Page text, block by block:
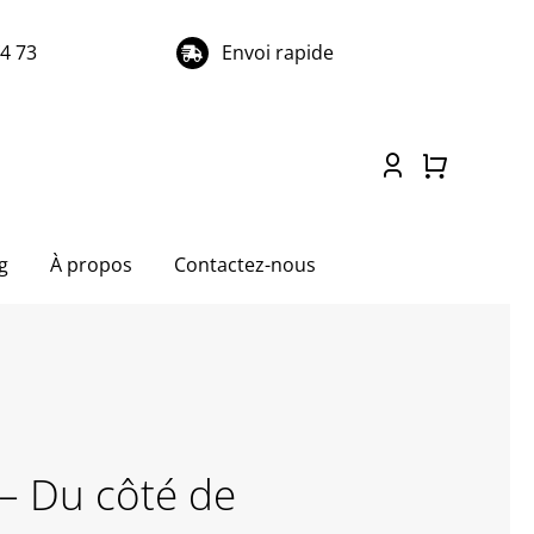
73 Envoi rapide
À propos Contactez-nous
Du côté de